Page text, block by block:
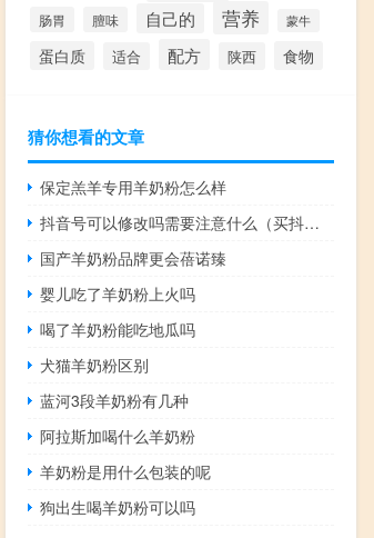
肠胃 膻味 自己的 营养 蒙牛
蛋白质 适合 配方 陕西 食物
猜你想看的文章
保定羔羊专用羊奶粉怎么样
抖音号可以修改吗需要注意什么（买抖音号需要注意什么）
国产羊奶粉品牌更会蓓诺臻
婴儿吃了羊奶粉上火吗
喝了羊奶粉能吃地瓜吗
犬猫羊奶粉区别
蓝河3段羊奶粉有几种
阿拉斯加喝什么羊奶粉
羊奶粉是用什么包装的呢
狗出生喝羊奶粉可以吗